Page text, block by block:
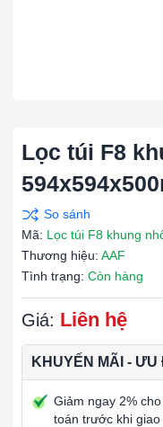
Lọc túi F8
Mã: Lọc túi F8 khung
Thương hiệu: AAF
Tình trạng: Còn hàng
Giá: Liên hệ
KHUYẾN MÃI - ƯU
Giảm ngay 2%
toán trước khi giao